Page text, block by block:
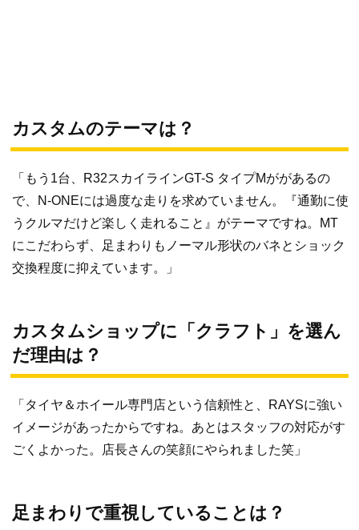
カスタムのテーマは？
「もう1台、R32スカイラインGT-S タイプMががあるの
で、N-ONEには過度な走りを求めていません。『通勤に使
うクルマだけど楽しく走れること』がテーマですね。MT
にこだわらず、足まわりもノーマル形状のバネとショック
交換程度に抑えています。」
カスタムショップに「クラフト」を選ん
だ理由は？
「タイヤ＆ホイール専門店という信頼性と、RAYSに強い
イメージがあったからですね。あとはスタッフの対応がす
ごくよかった。店長さんの笑顔にやられました笑」
足まわりで重視していることは？